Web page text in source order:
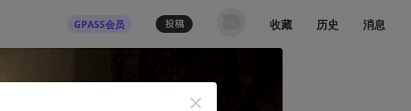
GPASS会员 收藏 历史 消息